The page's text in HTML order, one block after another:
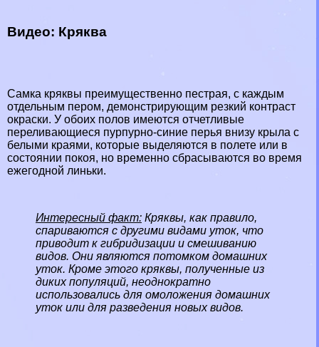
Видео: Кряква
Самка кряквы преимущественно пестрая, с каждым
отдельным пером, демонстрирующим резкий контраст
окраски. У обоих полов имеются отчетливые
переливающиеся пурпурно-синие перья внизу крыла с
белыми краями, которые выделяются в полете или в
состоянии покоя, но временно сбрасываются во время
ежегодной линьки.
Интересный факт: Кряквы, как правило,
спариваются с другими видами уток, что
приводит к гибридизации и смешиванию
видов. Они являются потомком домашних
уток. Кроме этого кряквы, полученные из
диких популяций, неоднократно
использовались для омоложения домашних
уток или для разведения новых видов.